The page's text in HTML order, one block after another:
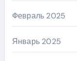
Февраль 2025
Январь 2025